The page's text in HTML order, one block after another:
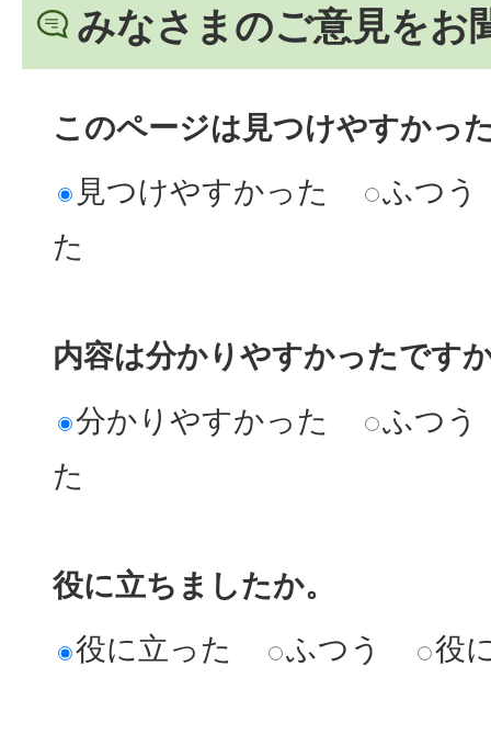
みなさまのご意見をお
このページは見つけやすかっ
見つけやすかった
ふつう
た
内容は分かりやすかったです
分かりやすかった
ふつう
た
役に立ちましたか。
役に立った
ふつう 役